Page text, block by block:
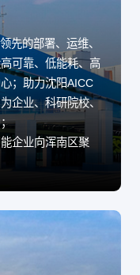
先的部署、运维、
可靠、低能耗、高
；助力沈阳AICC
企业、科研院校、
企业向浑南区聚